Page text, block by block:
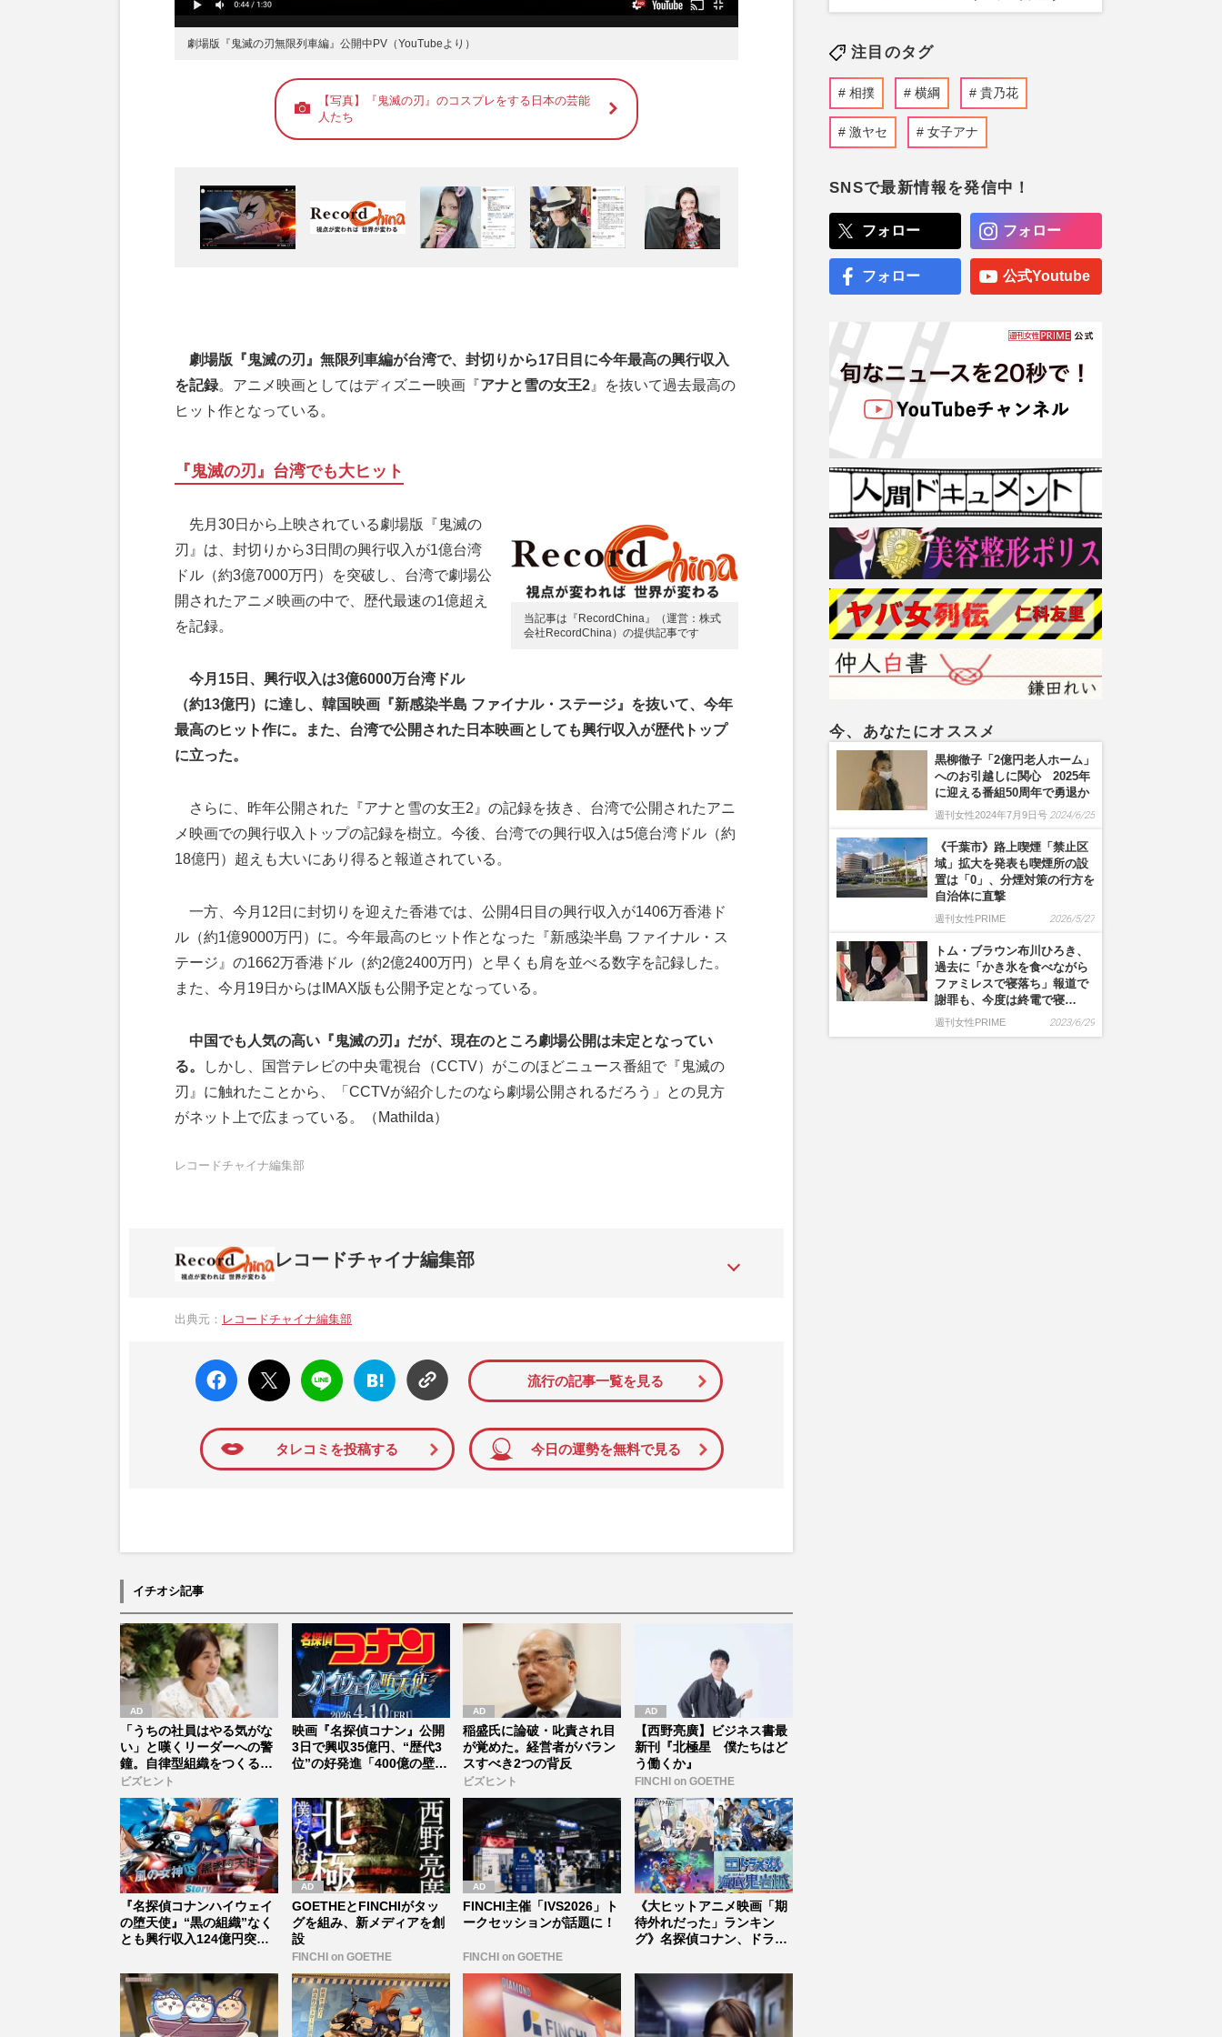
劇場版『鬼滅の刃無限列車編』公開中PV（YouTubeより）
【写真】『鬼滅の刃』のコスプレをする日本の芸能
人たち
劇場版『鬼滅の刃』無限列車編が台湾で、封切りから17日目に今年最高の興行収入
を記録。アニメ映画としてはディズニー映画『アナと雪の女王2 』を抜いて過去最高の
ヒット作となっている。
『鬼滅の刃』台湾でも大ヒット
当記事は『RecordChina』（運営：株式
会社RecordChina）の提供記事です
先月30日から上映されている劇場版『鬼滅の
刃』は、封切りから3日間の興行収入が1億台湾
ドル（約3億7000万円）を突破し、台湾で劇場公
開されたアニメ映画の中で、歴代最速の1億超え
を記録。
今月15日、興行収入は3億6000万台湾ドル
（約13億円）に達し、韓国映画『新感染半島 ファイナル・ステージ』を抜いて、今年
最高のヒット作に。また、台湾で公開された日本映画としても興行収入が歴代トップ
に立った。
さらに、昨年公開された『アナと雪の女王2』の記録を抜き、台湾で公開されたアニ
メ映画での興行収入トップの記録を樹立。今後、台湾での興行収入は5億台湾ドル（約
18億円）超えも大いにあり得ると報道されている。
一方、今月12日に封切りを迎えた香港では、公開4日目の興行収入が1406万香港ド
ル（約1億9000万円）に。今年最高のヒット作となった『新感染半島 ファイナル・ス
テージ』の1662万香港ドル（約2億2400万円）と早くも肩を並べる数字を記録した。
また、今月19日からはIMAX版も公開予定となっている。
中国でも人気の高い『鬼滅の刃』だが、現在のところ劇場公開は未定となってい
る。
しかし、国営テレビの中央電視台（CCTV）がこのほどニュース番組で『鬼滅の
刃』に触れたことから、「CCTVが紹介したのなら劇場公開されるだろう」との見方
がネット上で広まっている。（Mathilda）
レコードチャイナ編集部
レコードチャイナ編集部
出典元： レコードチャイナ編集部
faceboo
k いい
ね
X ポス
ト
LINE
はてな
ブック
マーク
流行の記事一覧を見る
タレコミを投稿する 今日の運勢を無料で見る
イチオシ記事
「うちの社員はやる気がな
い」と嘆くリーダーへの警
鐘。自律型組織をつくる前
に外せな...
ビズヒント
映画『名探偵コナン』公開
3日で興収35億円、“歴代3
位”の好発進「400億の壁
稲盛氏に論破・叱責され目
が覚めた。経営者がバラン
スすべき2つの背反
ビズヒント
【西野亮廣】ビジネス書最
新刊『北極星 僕たちはど
う働くか』
FINCHI on GOETHE
『名探偵コナンハイウェイ
の堕天使』“黒の組織”なく
とも興行収入124億円突
GOETHEとFINCHIがタッ
グを組み、新メディアを創
設
FINCHI on GOETHE
FINCHI主催「IVS2026」ト
ークセッションが話題に！
FINCHI on GOETHE
《大ヒットアニメ映画「期
待外れだった」ランキン
グ》名探偵コナン、ドラえ
注目のタグ
相撲 横綱 貴乃花
激ヤセ 女子アナ
SNSで最新情報を発信中！
フォロー フォロー
フォロー 公式Youtube
今、あなたにオススメ
黒柳徹子「2億円老人ホーム」
へのお引越しに関心 2025年
に迎える番組50周年で勇退か
週刊女性2024年7月9日号 2024/6/25
《千葉市》路上喫煙「禁止区
域」拡大を発表も喫煙所の設
置は「0」、分煙対策の行方を
自治体に直撃
週刊女性PRIME 2026/5/27
トム・ブラウン布川ひろき、
過去に「かき氷を食べながら
ファミレスで寝落ち」報道で
謝罪も、今度は終電で寝…
週刊女性PRIME 2023/6/29